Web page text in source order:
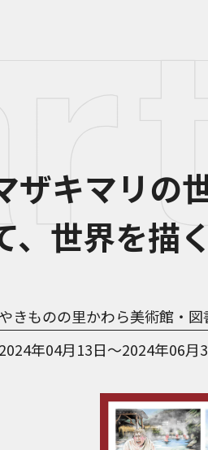
ザキマリ
、世界を描
きものの里かわら美術館・図
2024年04月13日～2024年06月